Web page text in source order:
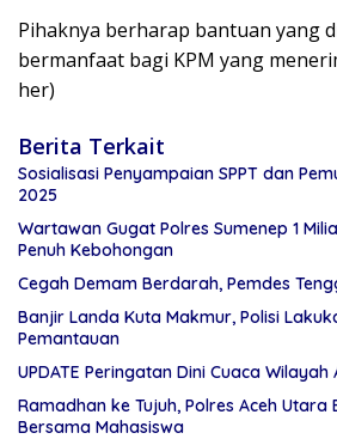
Pihaknya berharap bantuan yang
bermanfaat bagi KPM yang
her)
Berita Terkait
Sosialisasi Penyampaian SPPT dan
2025
Wartawan Gugat Polres Sumenep 1 Miliar: Tergugat
Penuh Kebohongan
Cegah Demam Berdarah, Pemdes
Banjir Landa Kuta Makmur, Polisi
Pemantauan
UPDATE Peringatan Dini Cuaca Wilayah
Ramadhan ke Tujuh, Polres Aceh Utara
Bersama Mahasiswa